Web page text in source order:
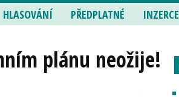
HLASOVÁNÍ PŘEDPLATNÉ INZERCE
plánu neožije!